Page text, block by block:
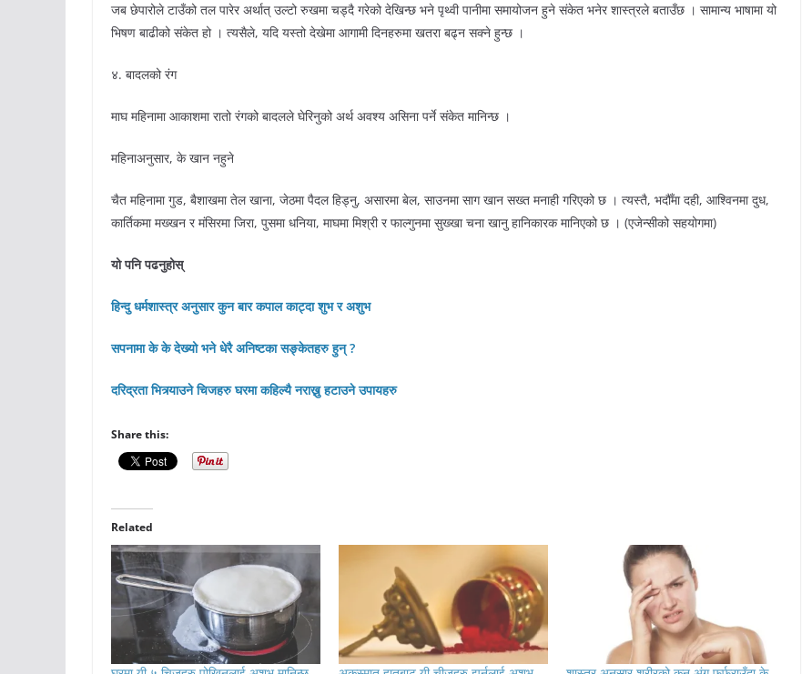
जब छेपारोले टाउँको तल पारेर अर्थात् उल्टो रुखमा चड्दै गरेको देखिन्छ भने पृथ्वी पानीमा समायोजन हुने संकेत भनेर शास्त्रले बताउँछ । सामान्य भाषामा यो
भिषण बाढीको संकेत हो । त्यसैले, यदि यस्तो देखेमा आगामी दिनहरुमा खतरा बढ्न सक्ने हुन्छ ।
४. बादलको रंग
माघ महिनामा आकाशमा रातो रंगको बादलले घेरिनुको अर्थ अवश्य असिना पर्ने संकेत मानिन्छ ।
महिनाअनुसार, के खान नहुने
चैत महिनामा गुड, बैशाखमा तेल खाना, जेठमा पैदल हिड्नु, असारमा बेल, साउनमा साग खान सख्त मनाही गरिएको छ । त्यस्तै, भदौँमा दही, आश्विनमा दुध,
कार्तिकमा मख्खन र मंसिरमा जिरा, पुसमा धनिया, माघमा मिश्री र फाल्गुनमा सुख्खा चना खानु हानिकारक मानिएको छ । (एजेन्सीको सहयोगमा)
यो पनि पढनुहोस्
हिन्दु धर्मशास्त्र अनुसार कुन बार कपाल काट्दा शुभ र अशुभ
सपनामा के के देख्यो भने धेरै अनिष्टका सङ्केतहरु हुन् ?
दरिद्रता भित्र्याउने चिजहरु घरमा कहिल्यै नराख्नु हटाउनेउपायहरु
Share this:
Related